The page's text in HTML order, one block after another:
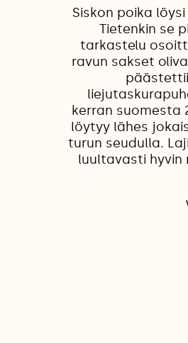
Siskon poika
Tietenkin se
tarkastelu
ravun sakset
kerran suomesta
löytyy lähes
turun seudulla.
luultavasti